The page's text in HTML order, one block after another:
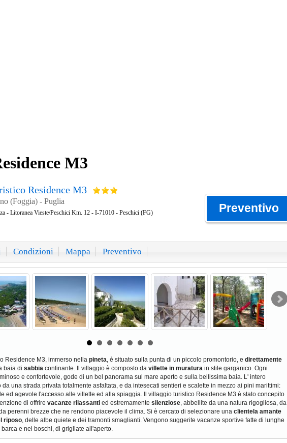
M3
Residence M3
(Foggia) - Puglia
- Litoranea Vieste/Peschici Km. 12 - I-71010 - Peschici (FG)
Preventivo
Condizioni Mappa Preventivo
Residence M3, immerso nella pineta, è situato sulla punta di un piccolo promontorio, e direttamente
baia di sabbia confinante. Il villaggio è composto da villette in muratura in stile garganico. Ogni
e confortevole, gode di un bel panorama sul mare aperto e sulla bellissima baia. L' intero
una strada privata totalmente asfaltata, e da intesecati sentieri e scalette in mezzo ai pini marittimi:
ed agevole l'accesso alle villette ed alla spiaggia. Il villaggio turistico Residence M3 è stato concepito
di offrire vacanze rilassanti ed estremamente silenziose, abbellite da una natura rigogliosa, da
perenni brezze che ne rendono piacevole il clima. Si è cercato di selezionare una clientela amante
riposo, delle albe quiete e dei tramonti smaglianti. Vengono suggerite vacanze sportive fatte di lunghe
e nei boschi, di grigliate all'aperto.